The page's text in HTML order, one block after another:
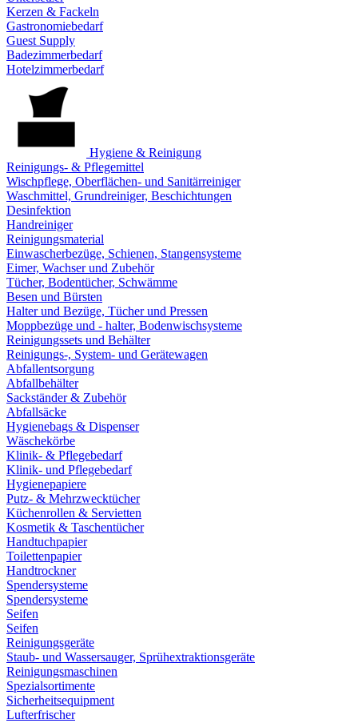
Kerzen & Fackeln
Gastronomiebedarf
Guest Supply
Badezimmerbedarf
Hotelzimmerbedarf
Hygiene & Reinigung
Reinigungs- & Pflegemittel
Wischpflege, Oberflächen- und Sanitärreiniger
Waschmittel, Grundreiniger, Beschichtungen
Desinfektion
Handreiniger
Reinigungsmaterial
Einwascherbezüge, Schienen, Stangensysteme
Eimer, Wachser und Zubehör
Tücher, Bodentücher, Schwämme
Besen und Bürsten
Halter und Bezüge, Tücher und Pressen
Moppbezüge und - halter, Bodenwischsysteme
Reinigungssets und Behälter
Reinigungs-, System- und Gerätewagen
Abfallentsorgung
Abfallbehälter
Sackständer & Zubehör
Abfallsäcke
Hygienebags & Dispenser
Wäschekörbe
Klinik- & Pflegebedarf
Klinik- und Pflegebedarf
Hygienepapiere
Putz- & Mehrzwecktücher
Küchenrollen & Servietten
Kosmetik & Taschentücher
Handtuchpapier
Toilettenpapier
Handtrockner
Spendersysteme
Spendersysteme
Seifen
Seifen
Reinigungsgeräte
Staub- und Wassersauger, Sprühextraktionsgeräte
Reinigungsmaschinen
Spezialsortimente
Sicherheitsequipment
Lufterfrischer